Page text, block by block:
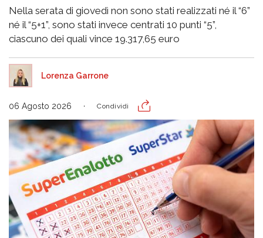
Nella serata di giovedì non sono stati realizzati né il “6”
né il “5+1”, sono stati invece centrati 10 punti “5”,
ciascuno dei quali vince 19.317,65 euro
Lorenza Garrone
06 Agosto 2026 Condividi